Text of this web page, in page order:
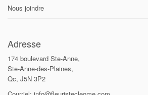
Nous joindre
Adresse
174 boulevard Ste-Anne,
Ste-Anne-des-Plaines,
Qc, J5N 3P2